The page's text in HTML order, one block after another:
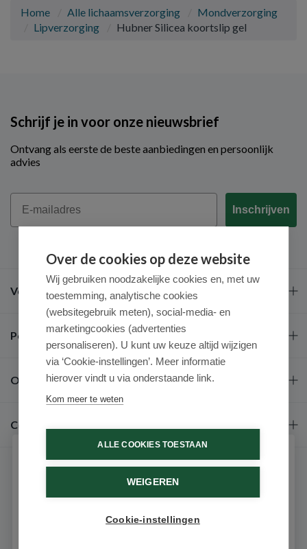
Home Alle lichaamsverzorging
Mondverzorging
Lipverzorging
Hubner Silicea koortslip gel
Schrijf je in voor onze nieuwsbrief
Ontvang als eerste de beste aanbiedingen en persoonlijk
advies
Email
Inschrijven
Veel gestelde vragen
Populaire merken
Over ons
Contact
9.6 / 10 (531 beoordelingen)
Over de cookies op deze website
Wij gebruiken noodzakelijke cookies en, met uw
toestemming, analytische cookies
(websitegebruik meten), social-media- en
marketingcookies (advertenties
personaliseren). U kunt uw keuze altijd wijzigen
via ‘Cookie-instellingen’. Meer informatie
hierover vindt u via onderstaande link.
Kom meer te weten
ALLE COOKIES TOESTAAN
WEIGEREN
Cookie-instellingen
Schrijf je in voor onze nieuwsbrief
Ontvang als eerste de beste aanbiedingen en persoonlijk
advies